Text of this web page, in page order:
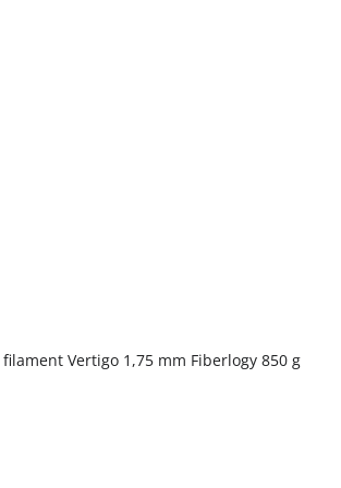
filament Vertigo 1,75 mm Fiberlogy 850 g